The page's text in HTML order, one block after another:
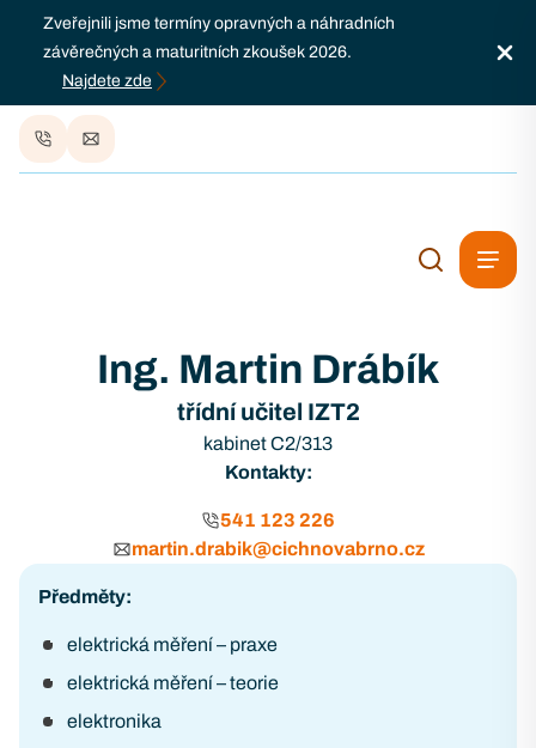
Zveřejnili jsme termíny opravných a náhradních
závěrečných a maturitních zkoušek 2026.
Najdete zde
Ing. Martin Drábík
třídní učitel IZT2
kabinet C2/313
Kontakty:
541 123 226
martin.drabik@cichnovabrno.cz
Předměty:
elektrická měření – praxe
elektrická měření – teorie
elektronika